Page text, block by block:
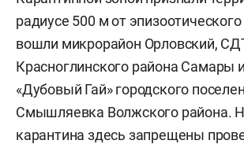
радиусе 500 м от
вошли микрорайон Орловский,
Красноглинского района Самары
«Дубовый Гай» городского
Смышляевка Волжского района.
карантина здесь запрещены